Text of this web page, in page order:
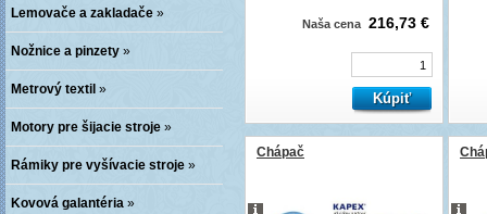
Lemovače a zakladače »
Nožnice a pinzety »
Metrový textil »
Motory pre šijacie stroje »
Rámiky pre vyšívacie stroje »
Kovová galantéria »
Naša cena 216,73 €
Chápač